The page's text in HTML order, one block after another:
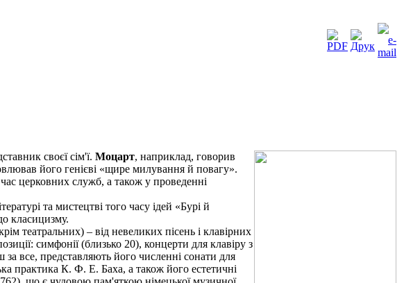
своєї сім'ї. Моцарт, наприклад, говорив
його генієві «щире милування й повагу».
церковних служб, а також у проведенні
та мистецтві того часу ідей «Бурі й
класицизму.
театральних) – від невеликих пісень і клавірних
симфонії (близько 20), концерти для клавіру з
за все, представляють його численні сонати для
практика К. Ф. Е. Баха, а також його естетичні